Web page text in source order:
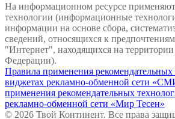
На информационном ресурсе
технологии (информационные
информации на основе сбора,
сведений, относящихся к предпочтениям
"Интернет", находящихся на
Федерации).
Правила применения рекомендательных
виджетах рекламно-обменной сети
применения рекомендательных
рекламно-обменной сети «Мир Тесен»
© 2026 Твой Континент. Все права